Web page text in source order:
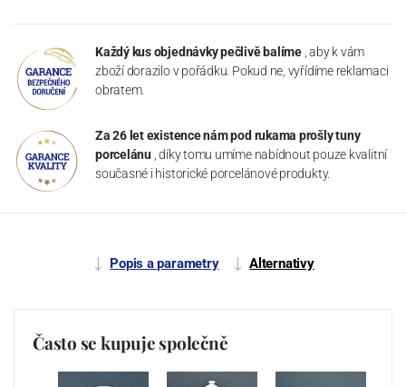
Každý kus objednávky pečlivě balíme , aby k vám
zboží dorazilo v pořádku. Pokud ne, vyřídíme reklamaci
obratem.
Za 26 let existence nám pod rukama prošly tuny
porcelánu , díky tomu umíme nabídnout pouze kvalitní
současné i historické porcelánové produkty.
Popis a parametry Alternativy
Často se kupuje společně